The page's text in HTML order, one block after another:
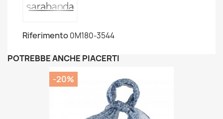
Riferimento0M180-3544
POTREBBE ANCHE PIACERTI
-20%